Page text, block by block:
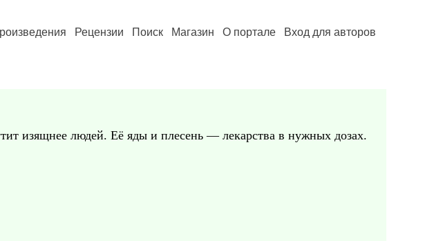
Рецензии Поиск Магазин О портале Вход для авторов
изящнее людей. Её яды и плесень — лекарства в нужных дозах.